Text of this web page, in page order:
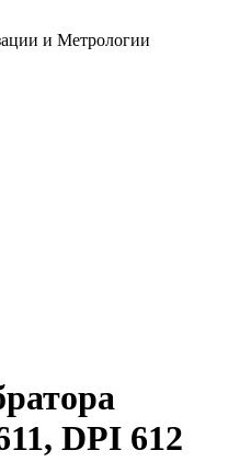
и Метрологии
DPI 612